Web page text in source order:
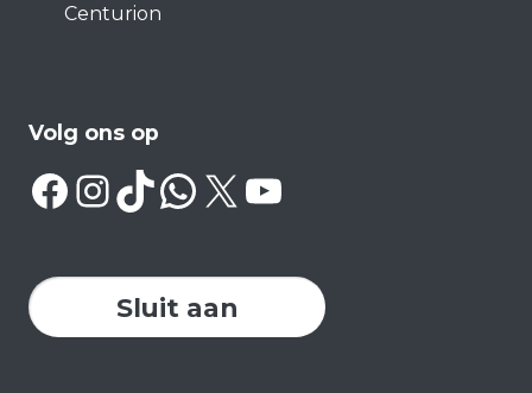
Centurion
Volg ons op
Facebook
Instagram
TikTok
WhatsApp
X YouTube
Sluit aan